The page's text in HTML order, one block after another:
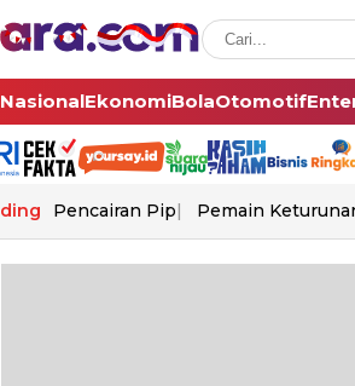
NasionalEkonomiBolaOtomotif
Pencairan Pip Pemain